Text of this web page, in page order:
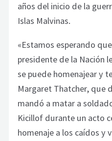
años del inicio de la
Islas Malvinas.
«Estamos esperando
presidente de la Nación
se puede homenajear y
Margaret Thatcher, que
mandó a matar a
Kicillof durante un acto
homenaje a los caídos y